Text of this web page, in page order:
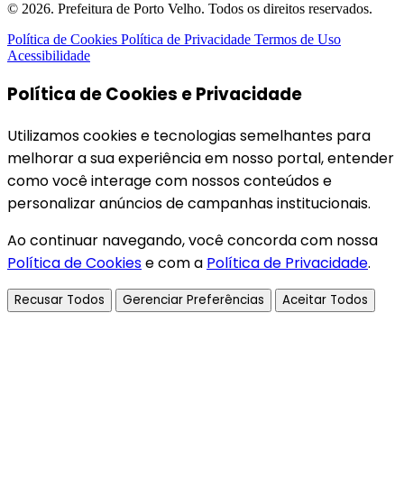
© 2026. Prefeitura de Porto Velho. Todos os direitos reservados.
Política de Cookies Política de Privacidade Termos de Uso
Acessibilidade
Política de Cookies e Privacidade
Utilizamos cookies e tecnologias semelhantes para
melhorar a sua experiência em nosso portal, entender
como você interage com nossos conteúdos e
personalizar anúncios de campanhas institucionais.
Ao continuar navegando, você concorda com nossa
Política de Cookiese com a Política de Privacidade.
Recusar Todos Gerenciar Preferências Aceitar Todos